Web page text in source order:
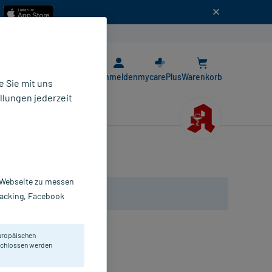
AnmeldenmycarePlusWarenkorb
Sie mit uns
jederzeit
zu messen
Facebook
werden